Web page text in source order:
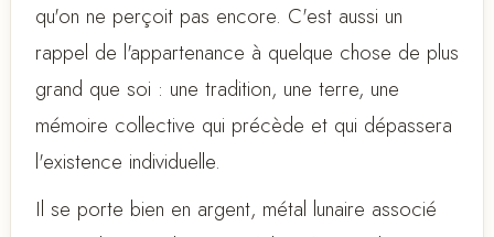
qu'on ne perçoit pas encore. C'est aussi un
rappel de l'appartenance à quelque chose de plus
grand que soi : une tradition, une terre, une
mémoire collective qui précède et qui dépassera
l'existence individuelle.
Il se porte bien en argent, métal lunaire associé